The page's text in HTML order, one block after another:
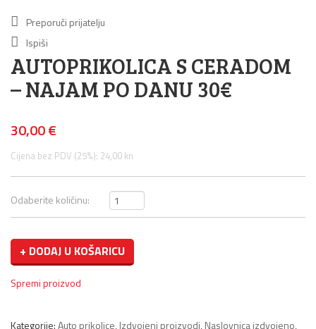
Preporuči prijatelju
Ispiši
AUTOPRIKOLICA S CERADOM
– NAJAM PO DANU 30€
30,00 €
Cijena bez PDV (25%): 24,00 kn
Odaberite količinu:
+ DODAJ U KOŠARICU
Spremi proizvod
Kategorije:Auto prikolice,Izdvojeni proizvodi,Naslovnica izdvojeno,